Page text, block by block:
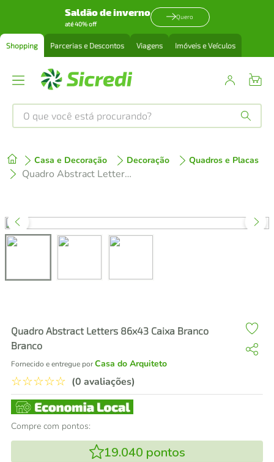
Saldão de inverno
até 40% off
Quero
Shopping Parcerias e Descontos Viagens Imóveis e Veículos
O que você está procurando?
Casa e Decoração Decoração Quadros e Placas
Quadro Abstract Letters 86x43 Caixa Branco Branco
Quadro Abstract Letters 86x43 Caixa Branco
Branco
Fornecido e entregue porCasa do Arquiteto
☆☆☆☆☆ (0 avaliações)
Compre com pontos:
19.040 pontos
1º tenis
perfume